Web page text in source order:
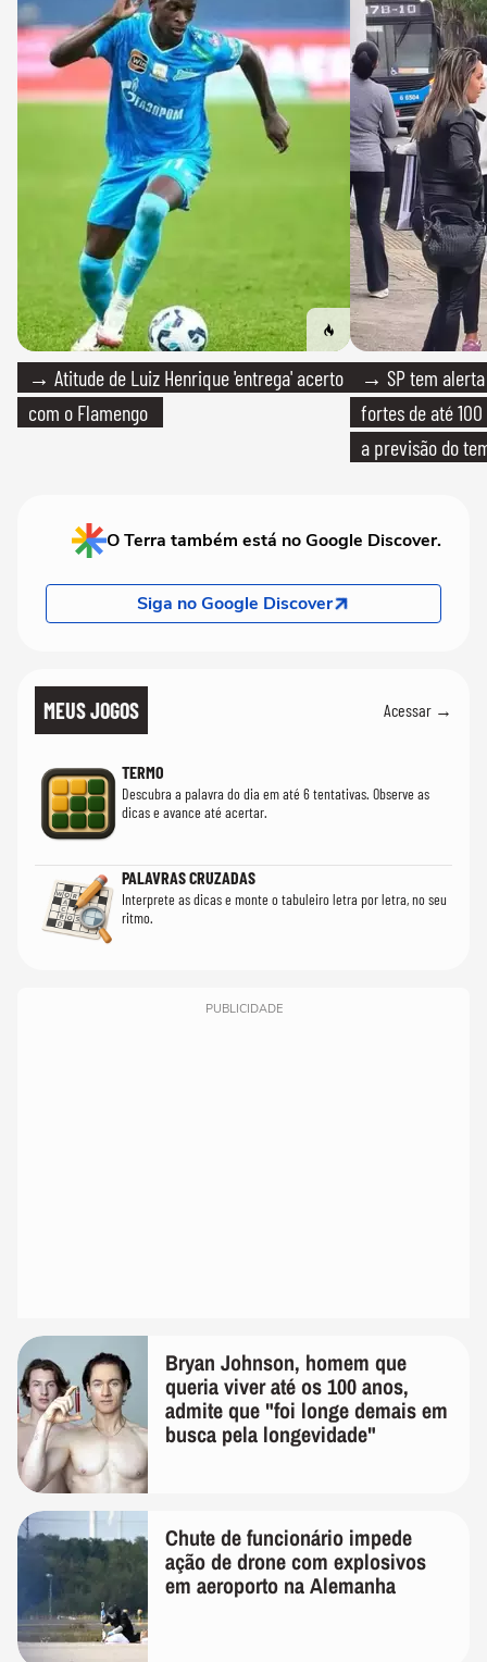
→ Atitude de Luiz Henrique 'entrega' acerto
com o Flamengo
→ SP tem
fortes de até
a previsão do
O Terra também está no Google Discover.
Siga no Google Discover
MEUS JOGOS Acessar →
TERMO
Descubra a palavra do dia em até 6 tentativas. Observe as
dicas e avance até acertar.
PALAVRAS CRUZADAS
Interprete as dicas e monte o tabuleiro letra por letra, no seu
ritmo.
PUBLICIDADE
Bryan Johnson, homem que
queria viver até os 100 anos,
admite que "foi longe demais em
busca pela longevidade"
Chute de funcionário impede
ação de drone com explosivos
em aeroporto na Alemanha